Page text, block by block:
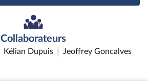
Collaborateurs
Kélian Dupuis Jeoffrey Goncalves